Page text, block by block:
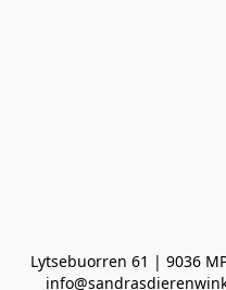
Lytsebuorren 61 | 9036